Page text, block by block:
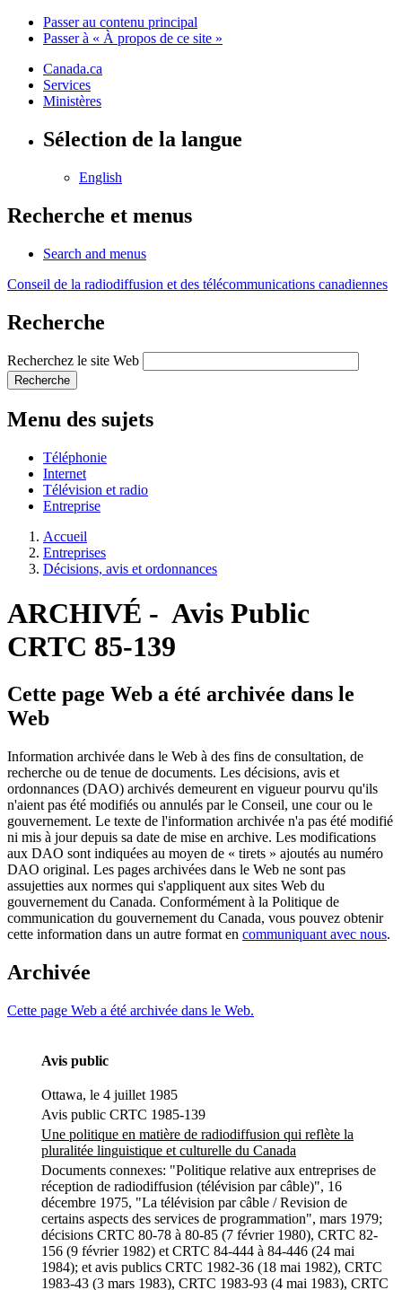
Passer au contenu principal
Passer à « À propos de ce site »
Canada.ca
Services
Ministères
Sélection de la langue
English
Recherche et menus
Search and menus
Conseil de la radiodiffusion et des télécommunications canadiennes
Recherche
Recherchez le site Web
Recherche
Menu des sujets
Téléphonie
Internet
Télévision et radio
Entreprise
Accueil
Entreprises
Décisions, avis et ordonnances
ARCHIVÉ - Avis Public
CRTC 85-139
Cette page Web a été archivée dans le
Web
Information archivée dans le Web à des fins de consultation, de
recherche ou de tenue de documents. Les décisions, avis et
ordonnances (DAO) archivés demeurent en vigueur pourvu qu'ils
n'aient pas été modifiés ou annulés par le Conseil, une cour ou le
gouvernement. Le texte de l'information archivée n'a pas été modifié
ni mis à jour depuis sa date de mise en archive. Les modifications
aux DAO sont indiquées au moyen de « tirets » ajoutés au numéro
DAO original. Les pages archivées dans le Web ne sont pas
assujetties aux normes qui s'appliquent aux sites Web du
gouvernement du Canada. Conformément à la Politique de
communication du gouvernement du Canada, vous pouvez obtenir
cette information dans un autre format en communiquant avec nous.
Archivée
Cette page Web a été archivée dans le Web.
Avis public
Ottawa, le 4 juillet 1985
Avis public CRTC 1985-139
Une politique en matière de radiodiffusion qui reflète la
pluralitée linguistique et culturelle du Canada
Documents connexes: "Politique relative aux entreprises de
réception de radiodiffusion (télévision par câble)", 16
décembre 1975, "La télévision par câble / Revision de
certains aspects des services de programmation", mars 1979;
décisions CRTC 80-78 à 80-85 (7 février 1980), CRTC 82-
156 (9 février 1982) et CRTC 84-444 à 84-446 (24 mai
1984); et avis publics CRTC 1982-36 (18 mai 1982), CRTC
1983-43 (3 mars 1983), CRTC 1983-93 (4 mai 1983), CRTC